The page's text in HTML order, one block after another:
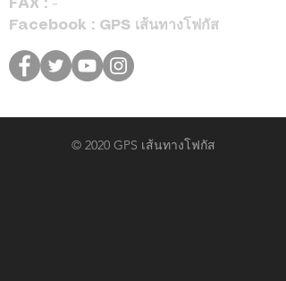
FAX : -
Facebook : GPS เส้นทางโฟกัส
© 2020 GPS เส้นทางโฟกัส